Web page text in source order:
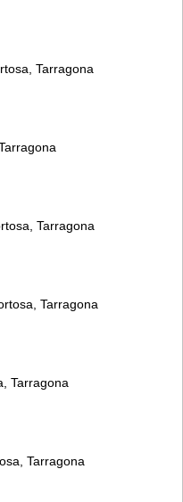
Tarragona
Tarragona
Tarragona
Tarragona
Tarragona